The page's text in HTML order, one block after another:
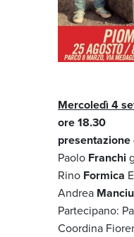
Mercoledì 4
ore 18.30
Paolo Franchi
Rino Formica
Andrea
Partecipano:
Coordina